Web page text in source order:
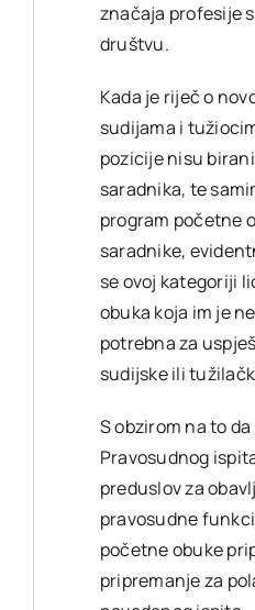
značaja profesije
društvu.
Kada je riječ o
sudijama i
pozicije nisu
saradnika, te
program početne
saradnike,
se ovoj kategoriji
obuka koja im je
potrebna za
sudijske ili
S obzirom na to
Pravosudnog
preduslov za
pravosudne
početne obuke
pripremanje za